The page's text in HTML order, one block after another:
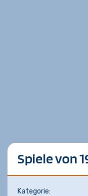
Spiele von
Kategorie: